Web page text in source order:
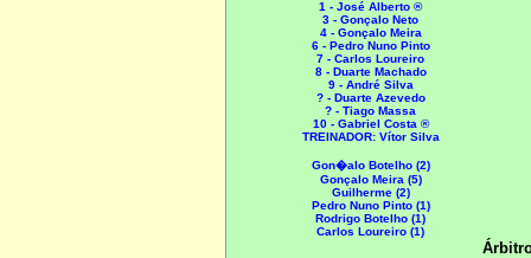
1 - José Alberto ®
3 - Gonçalo Neto
4 - Gonçalo Meira
6 - Pedro Nuno Pinto
7 - Carlos Loureiro
8 - Duarte Machado
9 - André Silva
? - Duarte Azevedo
? - Tiago Massa
10 - Gabriel Costa ®
TREINADOR: Vítor Silva
Gon�alo Botelho (2)
Gonçalo Meira (5)
Guilherme (2)
Pedro Nuno Pinto (1)
Rodrigo Botelho (1)
Carlos Loureiro (1)